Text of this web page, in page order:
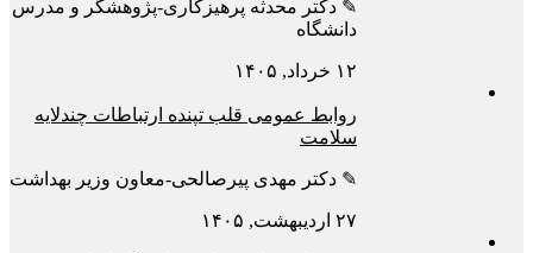
✎ دکتر محدثه پرهیزکاری-پژوهشگر و مدرس
دانشگاه
۱۲ خرداد, ۱۴۰۵
روابط عمومی قلب تپنده ارتباطات چندلایه
سلامت
✎ دکتر مهدی پیرصالحی-معاون وزیر بهداشت
۲۷ اردیبهشت, ۱۴۰۵